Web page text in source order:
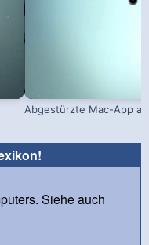
Abgestürzte Mac-App
Siehe auch